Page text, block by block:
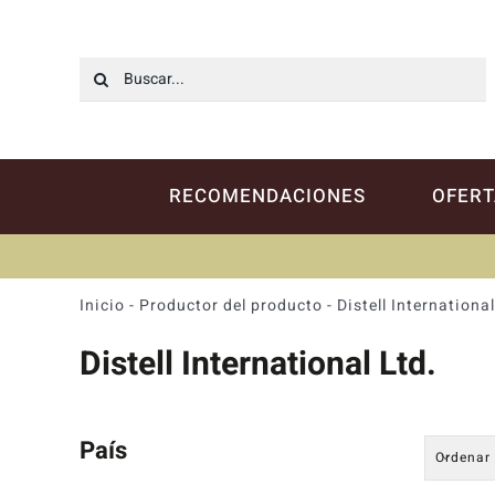
Buscar:
RECOMENDACIONES
Inicio - Productor del producto - Distell
Distell International Ltd.
País Ordenar